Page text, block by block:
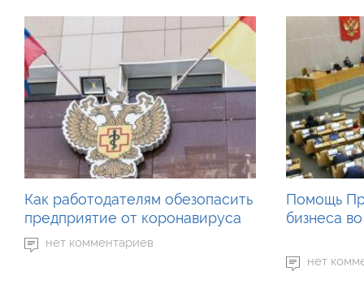
Как работодателям обезопасить
предприятие от коронавируса
нет комментариев
Помощь
бизнеса
нет